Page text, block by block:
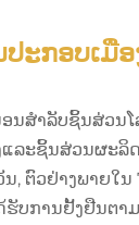
ະກອບເມືອ
ນສຳລັບຊິ້ນສ່ວນ
ແລະຊິ້ນສ່ວນຜະລິ
, ຕົວຢ່າງພາຍໃນ
ບການຢັ້ງຢືນຕາ